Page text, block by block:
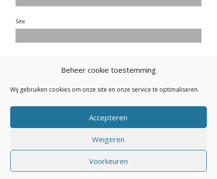
Beheer cookie toestemming
Wij gebruiken cookies om onze site en onze service te optimaliseren.
Accepteren
Weigeren
Voorkeuren
Site
Secretariaat NVEP: Buitendijk 26 - 1145 PK Katwoude - E-mail: